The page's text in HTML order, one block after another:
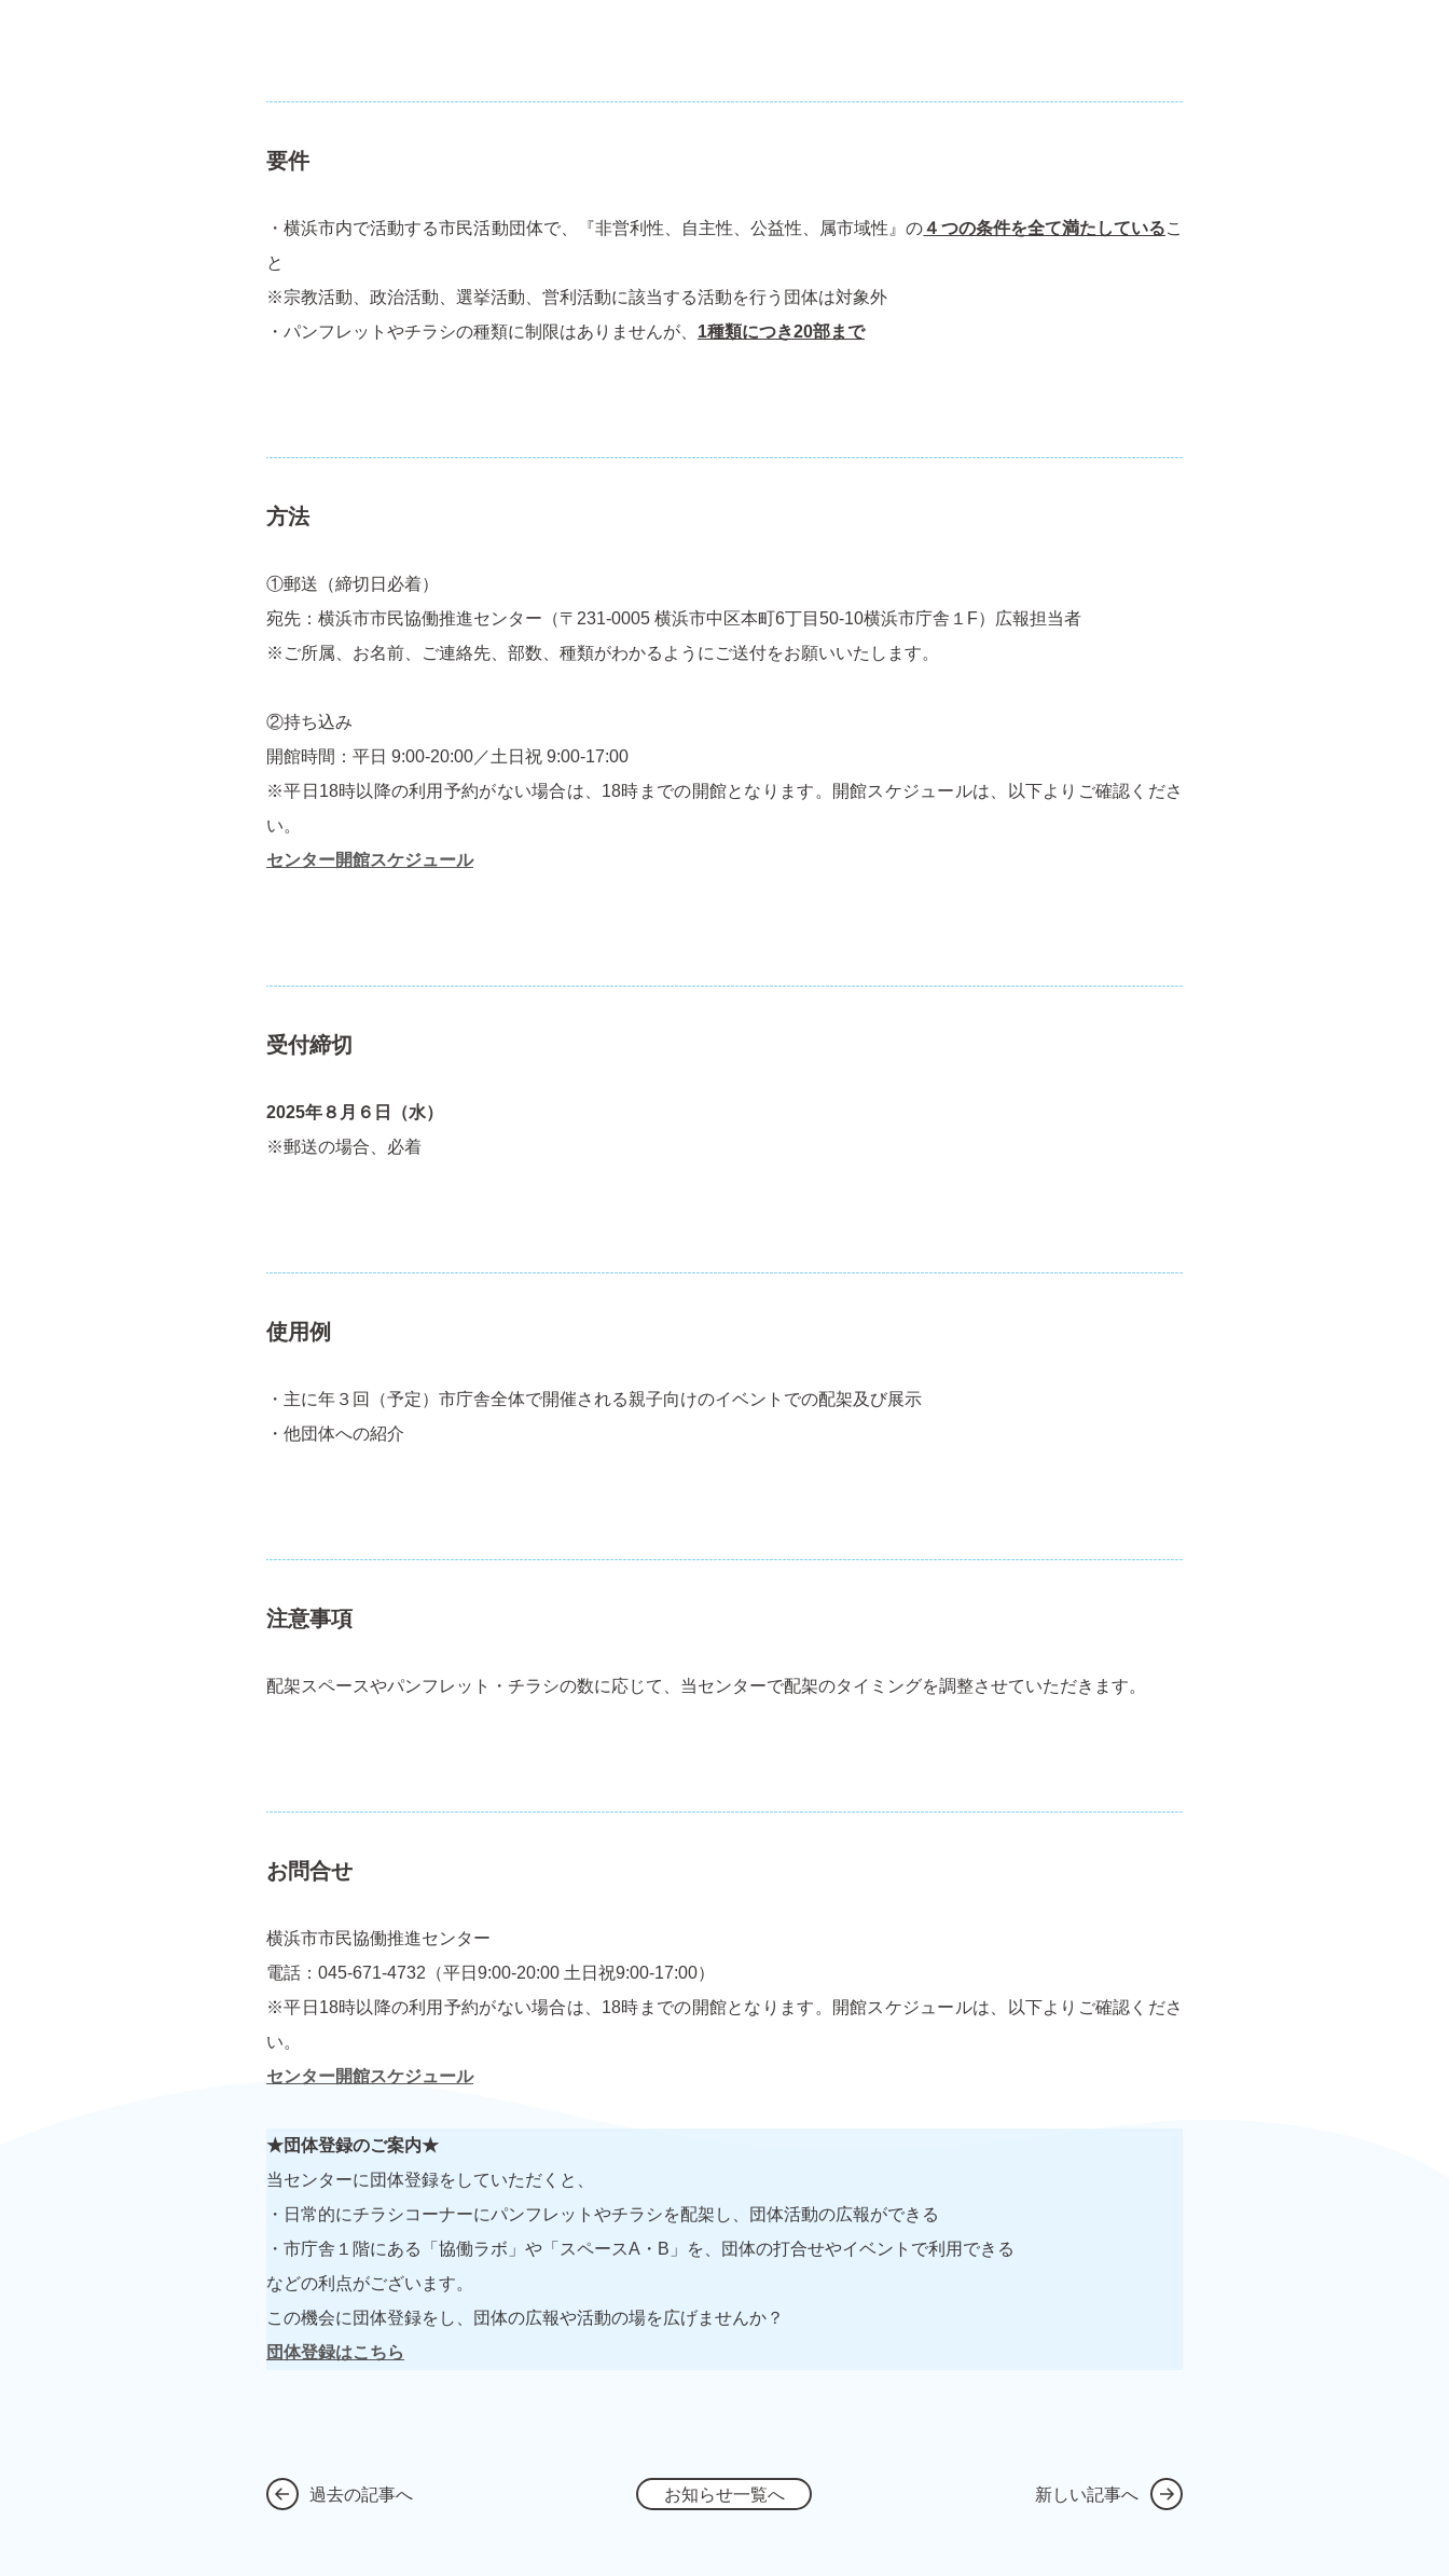
要件
・横浜市内で活動する市民活動団体で、『非営利性、自主性、公益性、属市域性』の４つの条件を全て満たしているこ
と
※宗教活動、政治活動、選挙活動、営利活動に該当する活動を行う団体は対象外
・パンフレットやチラシの種類に制限はありませんが、 1種類につき20部まで
方法
①郵送（締切日必着）
宛先：横浜市市民協働推進センター（〒231-0005 横浜市中区本町6丁⽬50-10横浜市庁舎１F）広報担当者
※ご所属、お名前、ご連絡先、部数、種類がわかるようにご送付をお願いいたします。
②持ち込み
開館時間：平⽇ 9:00-20:00／⼟⽇祝 9:00-17:00
※平日18時以降の利用予約がない場合は、18時までの開館となります。開館スケジュールは、以下よりご確認くださ
い。
センター開館スケジュール
受付締切
2025年８月６日（水）
※郵送の場合、必着
使用例
・主に年３回（予定）市庁舎全体で開催される親子向けのイベントでの配架及び展示
・他団体への紹介
注意事項
配架スペースやパンフレット・チラシの数に応じて、当センターで配架のタイミングを調整させていただきます。
お問合せ
横浜市市民協働推進センター
電話：045-671-4732（平日9:00-20:00 土日祝9:00-17:00）
※平日18時以降の利用予約がない場合は、18時までの開館となります。開館スケジュールは、以下よりご確認くださ
い。
センター開館スケジュール
★団体登録のご案内★
当センターに団体登録をしていただくと、
・日常的にチラシコーナーにパンフレットやチラシを配架し、団体活動の広報ができる
・市庁舎１階にある「協働ラボ」や「スペースA・B」を、団体の打合せやイベントで利用できる
などの利点がございます。
この機会に団体登録をし、団体の広報や活動の場を広げませんか？
団体登録はこちら
過去の記事へ お知らせ一覧へ 新しい記事へ